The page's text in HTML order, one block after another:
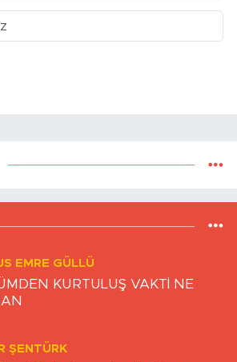
EMRE GÜLLÜ
KURTULUŞ VAKTİ NE
ŞENTÜRK